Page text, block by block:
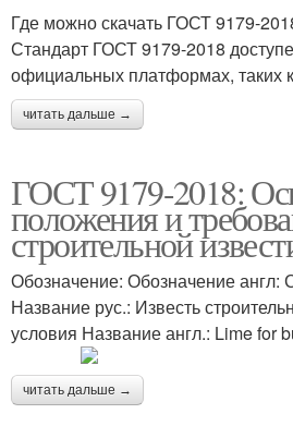
Где можно скачать ГОСТ 9179-
Стандарт ГОСТ 9179-2018
официальных платформах, таких
читать дальше →
ГОСТ 9179-2018:
положения и
строительной
Обозначение: Обозначение англ:
Название рус.: Известь
условия Название англ.: Lime for
читать дальше →